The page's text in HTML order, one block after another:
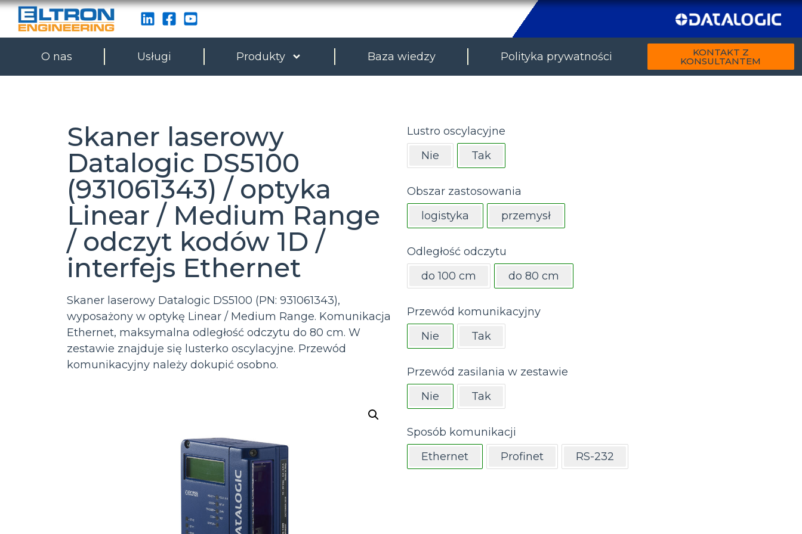
O nas Usługi Produkty Baza wiedzy Polityka prywatności KONTAKT Z
KONSULTANTEM
Skaner laserowy
Datalogic DS5100
(931061343) / optyka
Linear / Medium Range
/ odczyt kodów 1D /
interfejs Ethernet
Skaner laserowy Datalogic DS5100 (PN: 931061343),
wyposażony w optykę Linear / Medium Range. Komunikacja
Ethernet, maksymalna odległość odczytu do 80 cm. W
zestawie znajduje się lusterko oscylacyjne. Przewód
komunikacyjny należy dokupić osobno.
Lustro oscylacyjne
Nie
Tak
Obszar zastosowania
logistyka
przemysł
Odległość odczytu
do 100 cm
do 80 cm
Przewód komunikacyjny
Nie
Tak
Przewód zasilania w zestawie
Nie
Tak
Sposób komunikacji
Ethernet
Profinet RS-232